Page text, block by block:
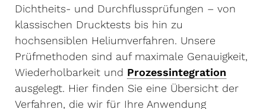
Dichtheits- und Durchflussprüfungen – von
klassischen Drucktests bis hin zu
hochsensiblen Heliumverfahren. Unsere
Prüfmethoden sind auf maximale Genauigkeit,
Wiederholbarkeit und Prozessintegration
ausgelegt. Hier finden Sie eine Übersicht der
Verfahren, die wir für Ihre Anwendung